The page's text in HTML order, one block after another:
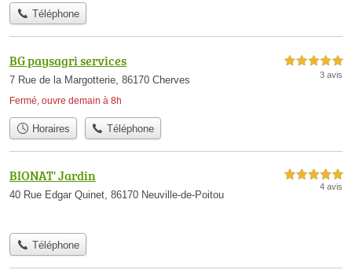
Téléphone
BG paysagri services
7 Rue de la Margotterie, 86170 Cherves
Fermé, ouvre demain à 8h
5,0 étoiles sur 5
3 avis
Horaires Téléphone
BIONAT' Jardin
40 Rue Edgar Quinet, 86170 Neuville-de-Poitou
5,0 étoiles sur 5
4 avis
Téléphone